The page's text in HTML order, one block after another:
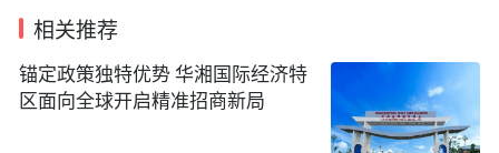
相关推荐
锚定政策独特优势 华湘国际经济特
区面向全球开启精准招商新局